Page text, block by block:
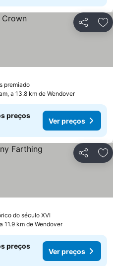
Partilhar
premiado
a 13.8 km de Wendover
preços
Ver preços
Partilhar
do século XVI
11.9 km de Wendover
preços
Ver preços